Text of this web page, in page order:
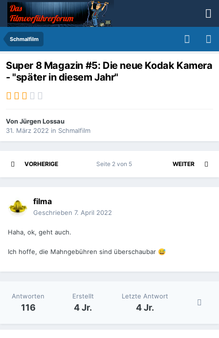
Schmalfilm
Super 8 Magazin #5: Die neue Kodak Kamera
- "später in diesem Jahr"
VonJürgen Lossau
31. März 2022 in Schmalfilm
VORHERIGE WEITER
Seite 2 von 5
filma
Geschrieben 7. April 2022
Haha, ok, geht auch.
Ich hoffe, die Mahngebühren sind überschaubar 😅
Antworten
116
Erstellt
4 Jr.
Letzte Antwort
4 Jr.